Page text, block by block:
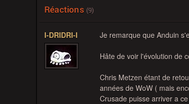
Réactions (9)
I-DRIDRI-I Je remarque que Anduin
Hâte de voir l'évolution de
Chris Metzen étant de
années de WoW ( mais
Crusade puisse arriver a